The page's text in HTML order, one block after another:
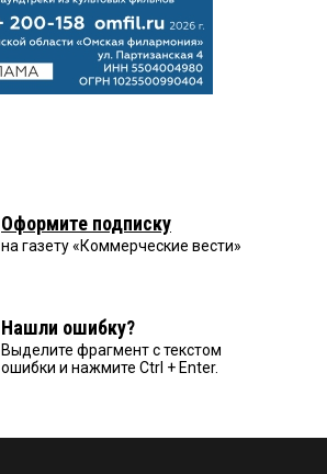
Оформите подписку
на газету «Коммерческие вести»
Нашли ошибку?
Выделите фрагмент с текстом
ошибки и нажмите Ctrl + Enter.